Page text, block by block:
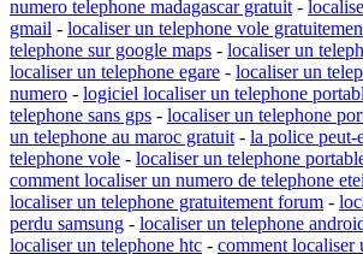
numero telephone madagascar gratuit -
gmail - localiser un telephone vole
telephone sur google maps - localiser un
localiser un telephone egare - localiser un
numero - logiciel localiser un telephone
telephone sans gps - localiser un telephone
un telephone au maroc gratuit - la police peut-
telephone vole - localiser un telephone
comment localiser un numero de telephone
localiser un telephone gratuitement forum -
perdu samsung - localiser un telephone
localiser un telephone htc - comment localiser